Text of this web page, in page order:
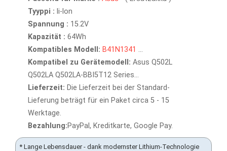
Tyyppi : li-lon
Spannung : 15.2V
Kapazität : 64Wh
Kompatibles Modell: B41N1341 ...
Kompatibel zu Gerätemodell: Asus Q502L
Q502LA Q502LA-BBI5T12 Series...
Lieferzeit: Die Lieferzeit bei der Standard-
Lieferung beträgt für ein Paket circa 5 - 15
Werktage.
Bezahlung:PayPal, Kreditkarte, Google Pay.
* Lange Lebensdauer - dank modernster Lithium-Technologie